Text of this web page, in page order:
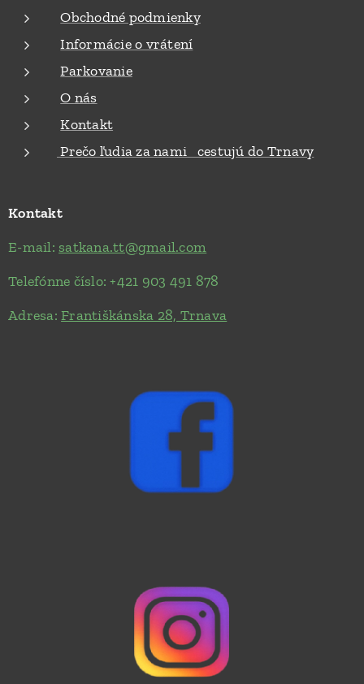
Obchodné podmienky
Informácie o vrátení
Parkovanie
O nás
Kontakt
Prečo ľudia za nami cestujú do Trnavy
Kontakt
E-mail: satkana.tt@gmail.com
Telefónne číslo: +421 903 491 878
Adresa:Františkánska 28, Trnava